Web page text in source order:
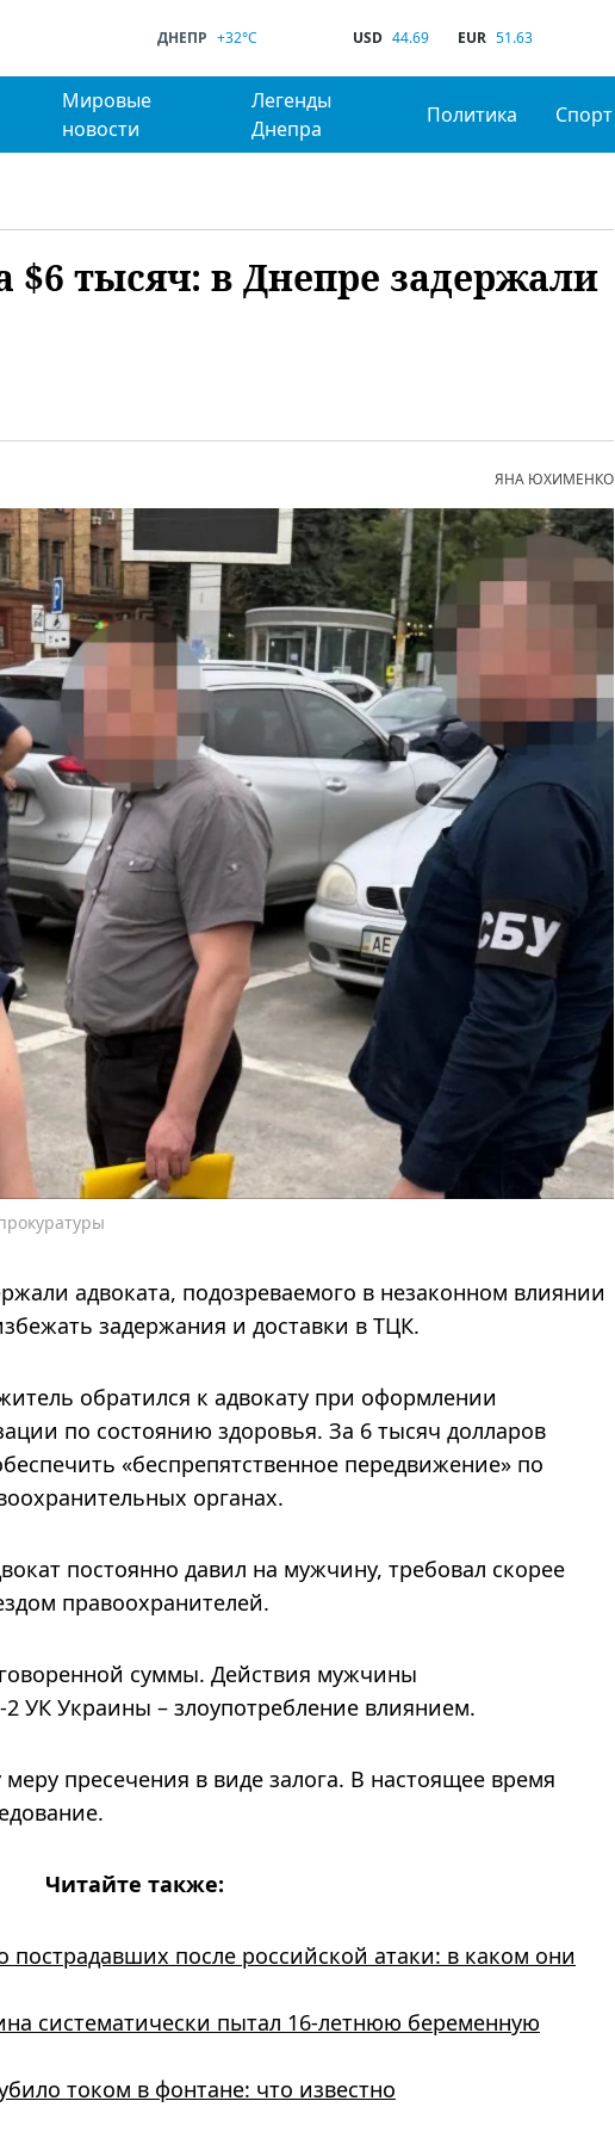
ДНЕПР +32°C USD 44.69 EUR 51.63
Мировые
новости
Легенды
Днепра
Политика Спорт
тысяч: в Днепре задержали
ЯНА ЮХИМЕНКО
адвоката, подозреваемого в незаконном влиянии
задержания и доставки в ТЦК.
обратился к адвокату при оформлении
по состоянию здоровья. За 6 тысяч долларов
«беспрепятственное передвижение» по
органах.
постоянно давил на мужчину, требовал скорее
правоохранителей.
суммы. Действия мужчины
УК Украины – злоупотребление влиянием.
пресечения в виде залога. В настоящее время
Читайте также:
пострадавших после российской атаки: в каком они
систематически пытал 16-летнюю беременную
током в фонтане: что известно